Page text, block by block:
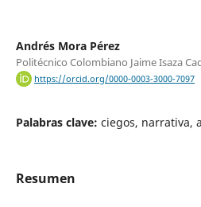
Andrés Mora Pérez
Politécnico Colombiano Jaime Isaza
https://orcid.org/0000-0003-3000-7097
Palabras clave: ciegos, narrativa,
Resumen